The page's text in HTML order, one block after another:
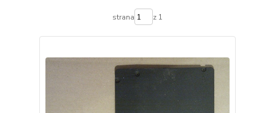
strana z 1